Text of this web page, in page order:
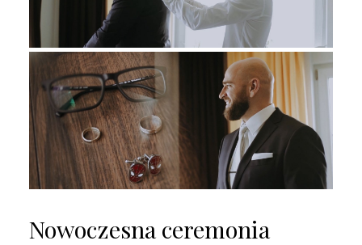
Nowoczesna ceremonia